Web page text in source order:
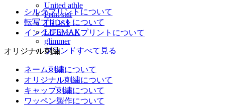
United athle
Print star
TRUSS
LIFEMAX
glimmer
ブランドすべて見る
シルクプリントについて
転写プリントについて
インクジェットプリントについて
オリジナル刺繍
ネーム刺繍について
オリジナル刺繍について
キャップ刺繍について
ワッペン製作について